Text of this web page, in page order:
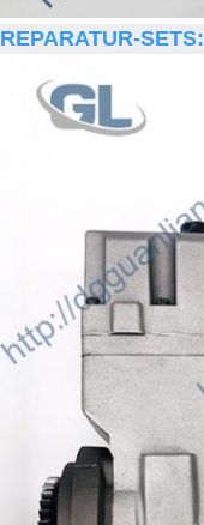
REPARATUR-SETS: